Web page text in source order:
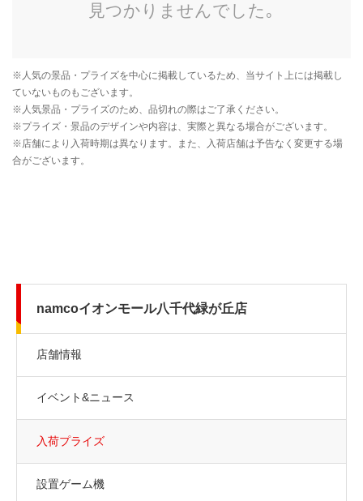
namcoイオンモール八千代緑が丘店
店舗情報
イベント&ニュース
入荷プライズ
設置ゲーム機